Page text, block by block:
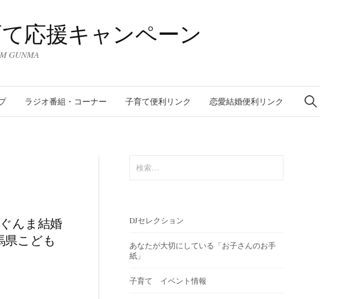
応援キャンペーン
GUNMA
ラジオ番組・コーナー 子育て便利リンク 恋愛結婚便利リンク
検
索:
んま結婚
県こども
索:
DJセレクション
あなたが大切にしている「お子さんのお手
紙」
子育て イベント情報